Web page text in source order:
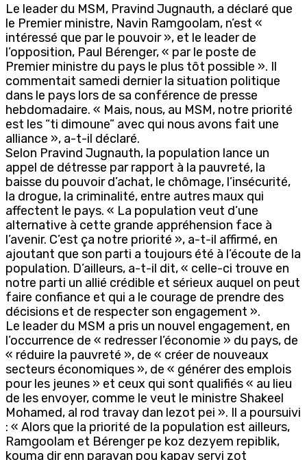
Le leader du MSM, Pravind Jugnauth, a déclaré que
le Premier ministre, Navin Ramgoolam, n’est «
intéressé que par le pouvoir », et le leader de
l’opposition, Paul Bérenger, « par le poste de
Premier ministre du pays le plus tôt possible ». Il
commentait samedi dernier la situation politique
dans le pays lors de sa conférence de presse
hebdomadaire. « Mais, nous, au MSM, notre priorité
est les “ti dimoune” avec qui nous avons fait une
alliance », a-t-il déclaré.
Selon Pravind Jugnauth, la population lance un
appel de détresse par rapport à la pauvreté, la
baisse du pouvoir d’achat, le chômage, l’insécurité,
la drogue, la criminalité, entre autres maux qui
affectent le pays. « La population veut d’une
alternative à cette grande appréhension face à
l’avenir. C’est ça notre priorité », a-t-il affirmé, en
ajoutant que son parti a toujours été à l’écoute de la
population. D’ailleurs, a-t-il dit, « celle-ci trouve en
notre parti un allié crédible et sérieux auquel on peut
faire confiance et qui a le courage de prendre des
décisions et de respecter son engagement ».
Le leader du MSM a pris un nouvel engagement, en
l’occurrence de « redresser l’économie » du pays, de
« réduire la pauvreté », de « créer de nouveaux
secteurs économiques », de « générer des emplois
pour les jeunes » et ceux qui sont qualifiés « au lieu
de les envoyer, comme le veut le ministre Shakeel
Mohamed, al rod travay dan lezot pei ». Il a poursuivi
: « Alors que la priorité de la population est ailleurs,
Ramgoolam et Bérenger pe koz dezyem repiblik,
kouma dir enn paravan pou kapav servi zot